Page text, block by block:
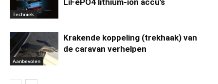
Techniek
Aanbevolen
Krakende koppeling (trekhaak) van
de caravan verhelpen